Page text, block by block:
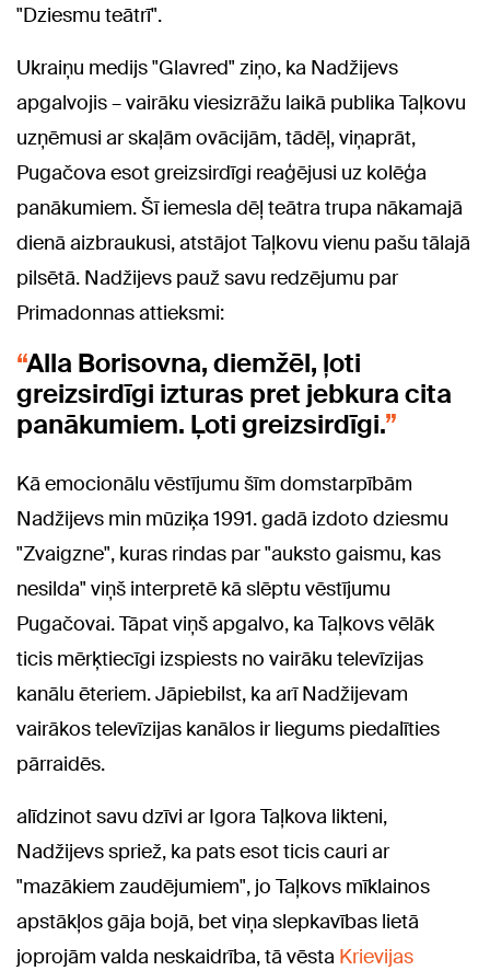
"Dziesmu teātrī".
Ukraiņu medijs "Glavred" ziņo, ka Nadžijevs
apgalvojis – vairāku viesizrāžu laikā publika Taļkovu
uzņēmusi ar skaļām ovācijām, tādēļ, viņaprāt,
Pugačova esot greizsirdīgi reaģējusi uz kolēģa
panākumiem. Šī iemesla dēļ teātra trupa nākamajā
dienā aizbraukusi, atstājot Taļkovu vienu pašu tālajā
pilsētā. Nadžijevs pauž savu redzējumu par
Primadonnas attieksmi:
Alla Borisovna, diemžēl, ļoti
greizsirdīgi izturas pret jebkura cita
panākumiem. Ļoti greizsirdīgi.
Kā emocionālu vēstījumu šīm domstarpībām
Nadžijevs min mūziķa 1991. gadā izdoto dziesmu
"Zvaigzne", kuras rindas par "auksto gaismu, kas
nesilda" viņš interpretē kā slēptu vēstījumu
Pugačovai. Tāpat viņš apgalvo, ka Taļkovs vēlāk
ticis mērķtiecīgi izspiests no vairāku televīzijas
kanālu ēteriem. Jāpiebilst, ka arī Nadžijevam
vairākos televīzijas kanālos ir liegums piedalīties
pārraidēs.
alīdzinot savu dzīvi ar Igora Taļkova likteni,
Nadžijevs spriež, ka pats esot ticis cauri ar
"mazākiem zaudējumiem", jo Taļkovs mīklainos
apstākļos gāja bojā, bet viņa slepkavības lietā
joprojām valda neskaidrība, tā vēsta Krievijas